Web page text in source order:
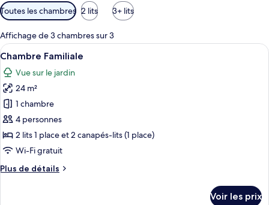
Filtres
disponibles
pour
les
chambres
Toutes les chambres 2 lits 3+ lits
Affichage de 3 chambres sur 3
Afficher
toutes
les
photos
pour
ce
type
de
chambre :
Chambre
Une chambre d’hôtel comprenant
7
Chambre Familiale
Vue sur le jardin
24 m²
1 chambre
4 personnes
2 lits 1 place et 2 canapés-lits (1 place)
Wi-Fi gratuit
Plus de détails
Plus
Voir les prix